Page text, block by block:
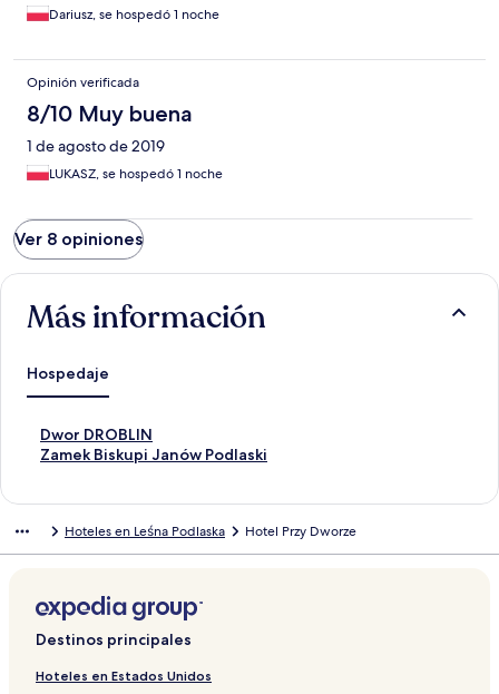
Dariusz, se hospedó 1 noche
Opinión verificada
8/10 Muy buena
1 de agosto de 2019
LUKASZ, se hospedó 1 noche
Ver 8 opiniones
Más información
Hospedaje
Dwor DROBLIN
E
n
p
a
a
r
Zamek Biskupi Janów Podlaski
E
e
r
a
b
Hoteles en Leśna Podlaska Hotel Przy Dworze
Destinos principales
Hoteles en Estados Unidos